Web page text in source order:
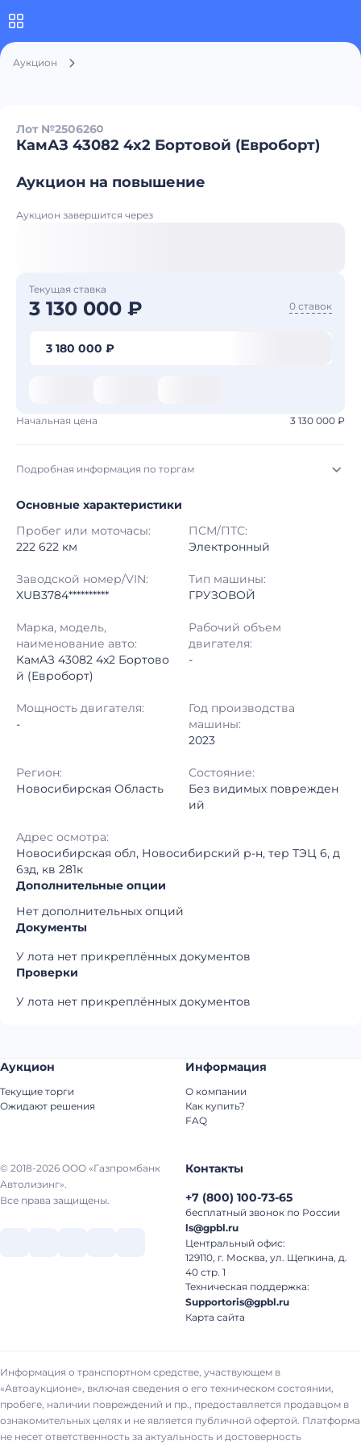
Аукцион
Лот №2506260
КамАЗ 43082 4x2 Бортовой (Евроборт)
Аукцион на повышение
Аукцион завершится через
Текущая ставка
3 130 000 ₽ 0 ставок
3 180 000 ₽
Начальная цена 3 130 000 ₽
Подробная информация по торгам
Начало торгов: 06.08.2026, 14:22 МСК
Конец торгов: 13.08.2026, 14:40 МСК
Тип аукциона: Открытые торги
Шаг торгов: 50 000 ₽
Кол-во ставок:
Регион: Новосибирская Область
Основные характеристики
Пробег или моточасы:
222 622 км
ПСМ/ПТС:
Электронный
Заводской номер/VIN:
XUB3784**********
Тип машины:
ГРУЗОВОЙ
Марка, модель,
наименование авто:
КамАЗ 43082 4x2 Бортово
й (Евроборт)
Рабочий объем
двигателя:
-
Мощность двигателя:
-
Год производства
машины:
2023
Регион:
Новосибирская Область
Состояние:
Без видимых поврежден
ий
Адрес осмотра:
Новосибирская обл, Новосибирский р-н, тер ТЭЦ 6, д
6зд, кв 281к
Дополнительные опции
Нет дополнительных опций
Документы
У лота нет прикреплённых документов
Проверки
У лота нет прикреплённых документов
© 2018-2026 ООО «Газпромбанк
Автолизинг».
Все права защищены.
Аукцион
Текущие торги
Ожидают решения
Информация
О компании
Как купить?
FAQ
Контакты
+7 (800) 100-73-65
бесплатный звонок по России
ls@gpbl.ru
Центральный офис:
129110, г. Москва, ул. Щепкина, д.
40 стр. 1
Техническая поддержка:
Supportoris@gpbl.ru
Карта сайта
Информация о транспортном средстве, участвующем в
«Автоаукционе», включая сведения о его техническом состоянии,
пробеге, наличии повреждений и пр., предоставляется продавцом в
ознакомительных целях и не является публичной офертой. Платформа
не несет ответственность за актуальность и достоверность